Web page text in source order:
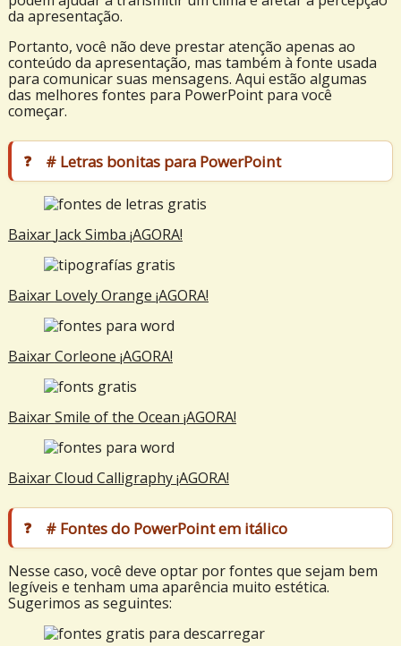
da apresentação.
Portanto, você não deve prestar atenção apenas ao
conteúdo da apresentação, mas também à fonte usada
para comunicar suas mensagens. Aqui estão algumas
das melhores fontes para PowerPoint para você
começar.
# Letras bonitas para PowerPoint
Baixar Jack Simba ¡AGORA!
Baixar Lovely Orange ¡AGORA!
BaixarCorleone ¡AGORA!
BaixarSmile of the Ocean ¡AGORA!
BaixarCloud Calligraphy¡AGORA!
# Fontes do PowerPoint em itálico
Nesse caso, você deve optar por fontes que sejam bem
legíveis e tenham uma aparência muito estética.
Sugerimos as seguintes: